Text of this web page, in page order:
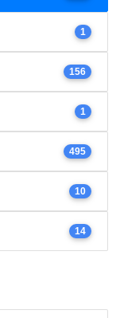
1
156
1
495
10
14